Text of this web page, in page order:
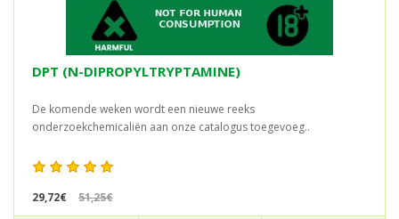
DPT (N-DIPROPYLTRYPTAMINE)
De komende weken wordt een nieuwe reeks
onderzoekchemicaliën aan onze catalogus toegevoeg..
29,72€ 51,25€